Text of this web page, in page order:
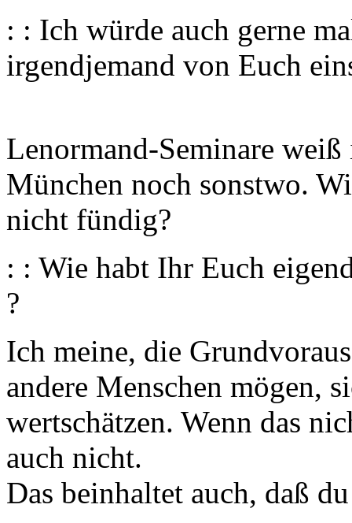
: : Ich würde auch gerne
irgendjemand von Euch
Lenormand-Seminare
München noch sonstwo.
nicht fündig?
: : Wie habt Ihr Euch
?
Ich meine, die
andere Menschen mögen,
wertschätzen. Wenn das
auch nicht.
Das beinhaltet auch, daß